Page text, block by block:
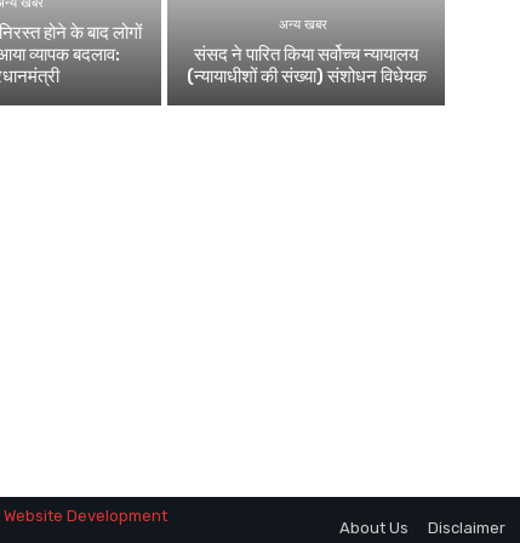
खबर
होने के बाद लोगों
व्यापक बदलाव:
अन्य खबर
संसद ने पारित किया सर्वोच्च न्यायालय
(न्यायाधीशों की संख्या) संशोधन विधेयक
Website Development
About Us Disclaimer